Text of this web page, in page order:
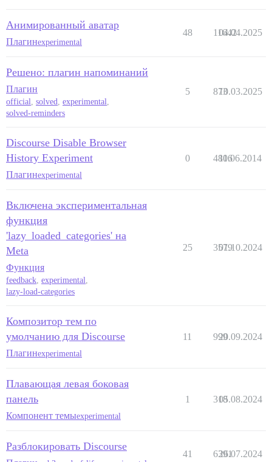
Анимированный аватар
Плагинexperimental
48 11642
04.04.2025
Решено: плагин напоминаний
Плагин
official, solved, experimental,
solved-reminders
5 873
10.03.2025
Discourse Disable Browser
History Experiment
Плагинexperimental
0 4806
11.06.2014
Включена экспериментальная
функция
'lazy_loaded_categories' на
Meta
Функция
feedback, experimental,
lazy-load-categories
25 3579
01.10.2024
Композитор тем по
умолчанию для Discourse
Плагинexperimental
11 999
20.09.2024
Плавающая левая боковая
панель
Компонент темыexperimental
1 318
05.08.2024
Разблокировать Discourse
41 6391
26.07.2024